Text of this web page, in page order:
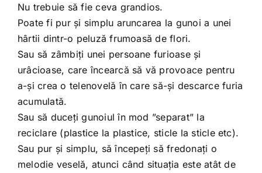
Nu trebuie să fie ceva grandios.
Poate fi pur și simplu aruncarea la gunoi a unei
hârtii dintr-o peluză frumoasă de flori.
Sau să zâmbiți unei persoane furioase și
urâcioase, care încearcă să vă provoace pentru
a-și crea o telenovelă în care să-și descarce furia
acumulată.
Sau să duceți gunoiul în mod ”separat” la
reciclare (plastice la plastice, sticle la sticle etc).
Sau pur și simplu, să începeți să fredonați o
melodie veselă, atunci când situația este atât de